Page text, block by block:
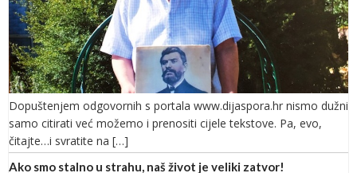
Dopuštenjem odgovornih s portala www.dijaspora.hr nismo dužni
samo citirati već možemo i prenositi cijele tekstove. Pa, evo,
čitajte…i svratite na […]
Ako smo stalno u strahu, naš život je veliki zatvor!